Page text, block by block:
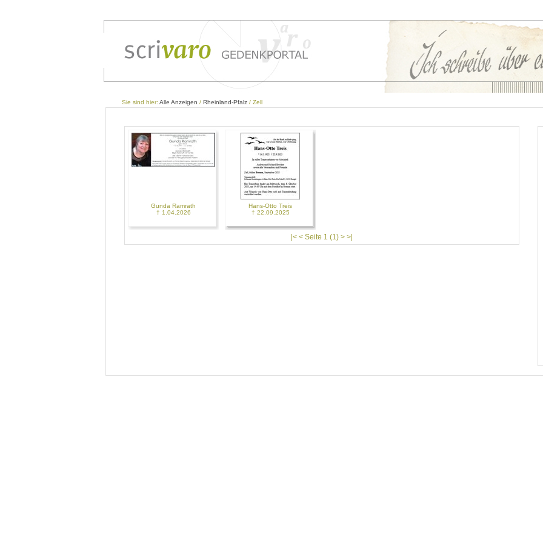
Sie sind hier: Alle Anzeigen / Rheinland-Pfalz / Zell
Gunda Ramrath
† 1.04.2026
Hans-Otto Treis
† 22.09.2025
|< < Seite 1 (1) > >|